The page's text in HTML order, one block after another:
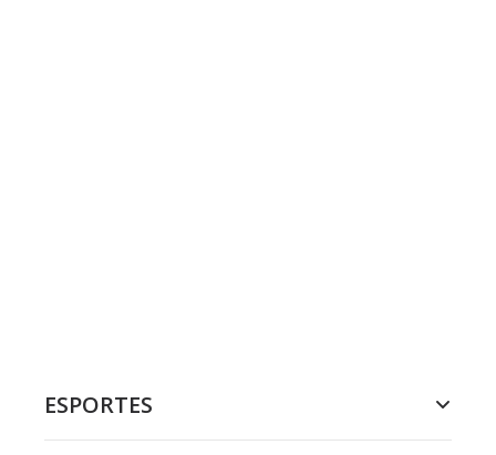
ESPORTES